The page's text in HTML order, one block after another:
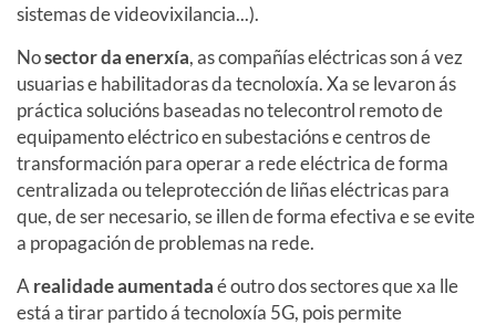
sistemas de videovixilancia...).
Nosector da enerxía, as compañías eléctricas son á vez
usuarias e habilitadoras da tecnoloxía. Xa se levaron ás
práctica solucións baseadas no telecontrol remoto de
equipamento eléctrico en subestacións e centros de
transformación para operar a rede eléctrica de forma
centralizada ou teleprotección de liñas eléctricas para
que, de ser necesario, se illen de forma efectiva e se evite
a propagación de problemas na rede.
A realidade aumentadaé outro dos sectores que xa lle
está a tirar partido á tecnoloxía 5G, pois permite